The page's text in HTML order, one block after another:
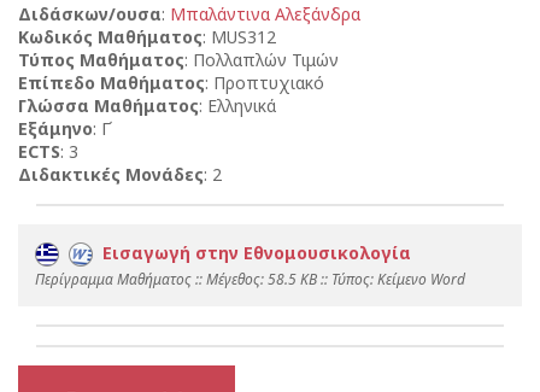
Διδάσκων/ουσα: Μπαλάντινα Αλεξάνδρα
Κωδικός Μαθήματος: MUS312
Τύπος Μαθήματος: Πολλαπλών Τιμών
Επίπεδο Μαθήματος: Προπτυχιακό
Γλώσσα Μαθήματος: Ελληνικά
Εξάμηνο: Γ΄
ECTS: 3
Διδακτικές Μονάδες: 2
Εισαγωγή στην Εθνομουσικολογία
Περίγραμμα Μαθήματος :: Mέγεθος: 58.5 KB :: Τύπος: Kείμενο Word